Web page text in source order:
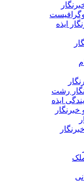
ایذه
رشت
ایذه